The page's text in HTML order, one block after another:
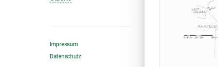
Impressum
Datenschutz